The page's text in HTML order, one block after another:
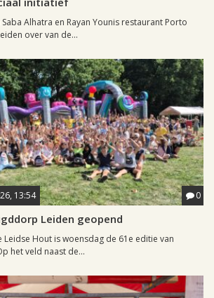
Alhatra en Rayan Younis restaurant Porto
over van de...
13:54 0
Leiden geopend
Leidse Hout is woensdag de 61e editie van
het veld naast de...